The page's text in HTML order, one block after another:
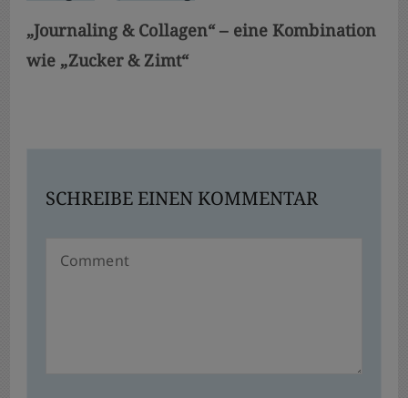
„Journaling & Collagen“ – eine Kombination
wie „Zucker & Zimt“
SCHREIBE EINEN KOMMENTAR